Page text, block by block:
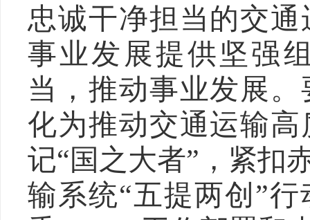
忠诚干净担当的交
事业发展提供坚强
当，推动事业发展
化为推动交通运输
记“国之大者”，紧扣
输系统“五提两创”